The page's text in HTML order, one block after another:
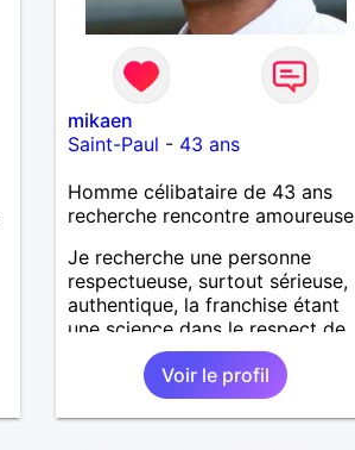
mikaen
Saint-Paul - 43 ans
Homme célibataire de 43 ans
recherche rencontre amoureuse
Je recherche une personne
respectueuse, surtout sérieuse,
authentique, la franchise étant
une science dans le respect de
soi et envers les autres.
Voir le profil